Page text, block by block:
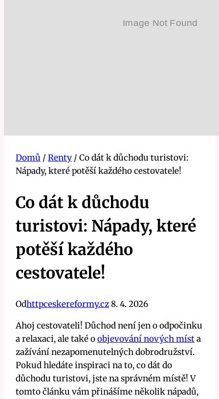
Domů / Renty / Co dát k důchodu turistovi:
Nápady, které potěší každého cestovatele!
Co dát k důchodu
turistovi: Nápady, které
potěší každého
cestovatele!
Odhttpceskereformy.cz8. 4. 2026
Ahoj cestovateli! Důchod není jen o odpočinku
a relaxaci, ale také oobjevování nových místa
zažívání nezapomenutelných dobrodružství.
Pokud hledáte inspiraci na to, co dát do
důchodu turistovi, jste na správném místě! V
tomto článku vám přinášíme několik nápadů,